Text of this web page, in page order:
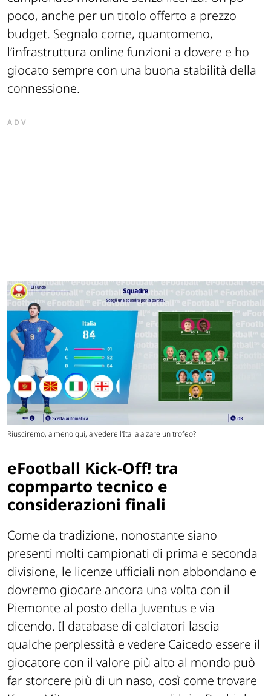
poco, anche per un titolo offerto a prezzo
budget. Segnalo come, quantomeno,
l’infrastruttura online funzioni a dovere e ho
giocato sempre con una buona stabilità della
connessione.
ADV
Riusciremo, almeno qui, a vedere l'Italia alzare un trofeo?
eFootball Kick-Off! tra
copmparto tecnico e
considerazioni finali
Come da tradizione, nonostante siano
presenti molti campionati di prima e seconda
divisione, le licenze ufficiali non abbondano e
dovremo giocare ancora una volta con il
Piemonte al posto della Juventus e via
dicendo. Il database di calciatori lascia
qualche perplessità e vedere Caicedo essere il
giocatore con il valore più alto al mondo può
far storcere più di un naso, così come trovare